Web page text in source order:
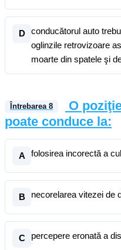
D
conducătorul auto
oglinzile retrovizoare
moarte din spatele şi
Întrebarea 8
O
poate conduce la:
A folosirea incorectă a
B necorelarea vitezei de
C percepere eronată a